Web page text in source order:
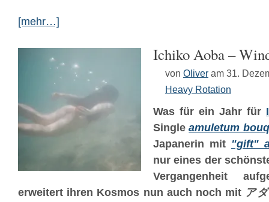
[mehr…]
Ichiko Aoba –
von Oliver am 31.
Heavy Rotation
Was für ein Jahr für
Singleamuletum
Japanerin mit "gift"
nur eines der
Vergangenheit
erweitert ihren Kosmos nun auch noch mit ア